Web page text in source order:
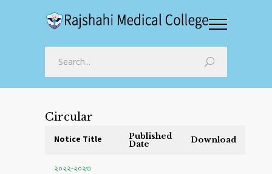
Circular
Notice Title Published
Date Download
২০২২-২০২৩